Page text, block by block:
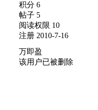
积分 6
帖子 5
阅读权限 10
注册 2010-7-16
万即盈
该用户已被删除